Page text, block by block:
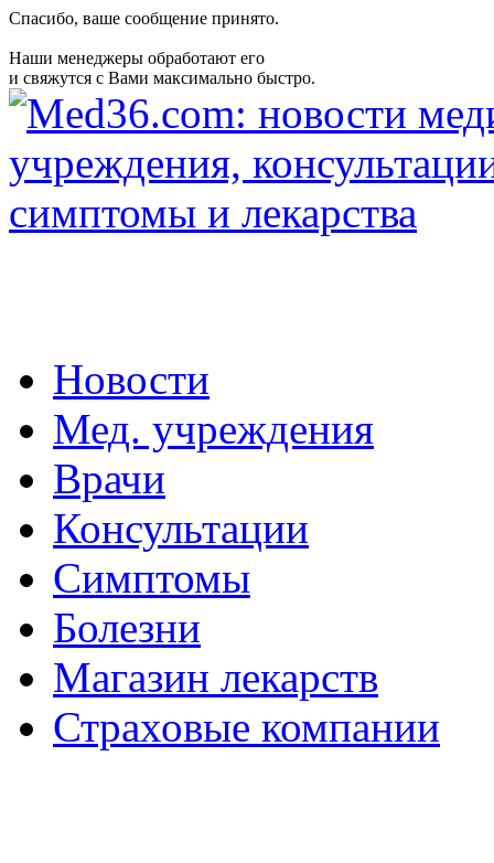
Спасибо, ваше сообщение принято.
Наши менеджеры обработают его
и свяжутся с Вами максимально быстро.
Новости
Мед. учреждения
Врачи
Консультации
Симптомы
Болезни
Магазин лекарств
Страховые компании